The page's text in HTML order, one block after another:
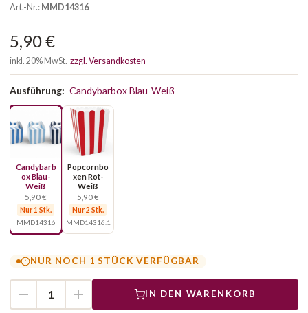
Art.-Nr.:MMD14316
5,90 €
inkl. 20% MwSt. zzgl. Versandkosten
Ausführung: Candybarbox Blau-Weiß
Candybarb
ox Blau-
Weiß
5,90 €
Nur 1 Stk.
MMD14316
Popcornbo
xen Rot-
Weiß
5,90 €
Nur 2 Stk.
MMD14316.1
NUR NOCH 1 STÜCK VERFÜGBAR
IN DEN WARENKORB